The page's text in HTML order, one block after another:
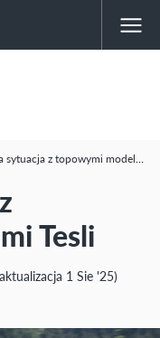
Niejasna sytuacja z topowymi modelami Tesli
Tesli
1 Sie '25)